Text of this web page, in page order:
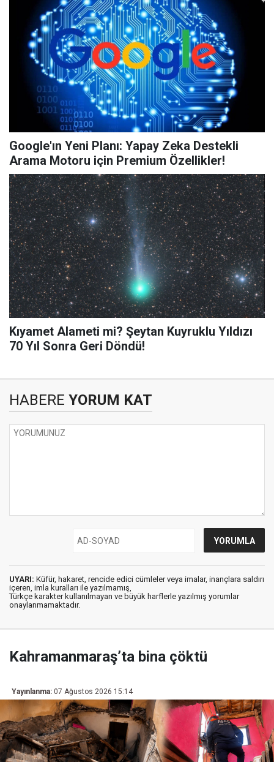
Google'ın Yeni Planı: Yapay Zeka Destekli
Arama Motoru için Premium Özellikler!
Kıyamet Alameti mi? Şeytan Kuyruklu Yıldızı
70 Yıl Sonra Geri Döndü!
HABERE YORUM KAT
UYARI: Küfür, hakaret, rencide edici cümleler veya imalar, inançlara saldırı
içeren, imla kuralları ile yazılmamış,
Türkçe karakter kullanılmayan ve büyük harflerle yazılmış yorumlar
onaylanmamaktadır.
Kahramanmaraş’ta bina çöktü
Yayınlanma: 07 Ağustos 2026 15:14